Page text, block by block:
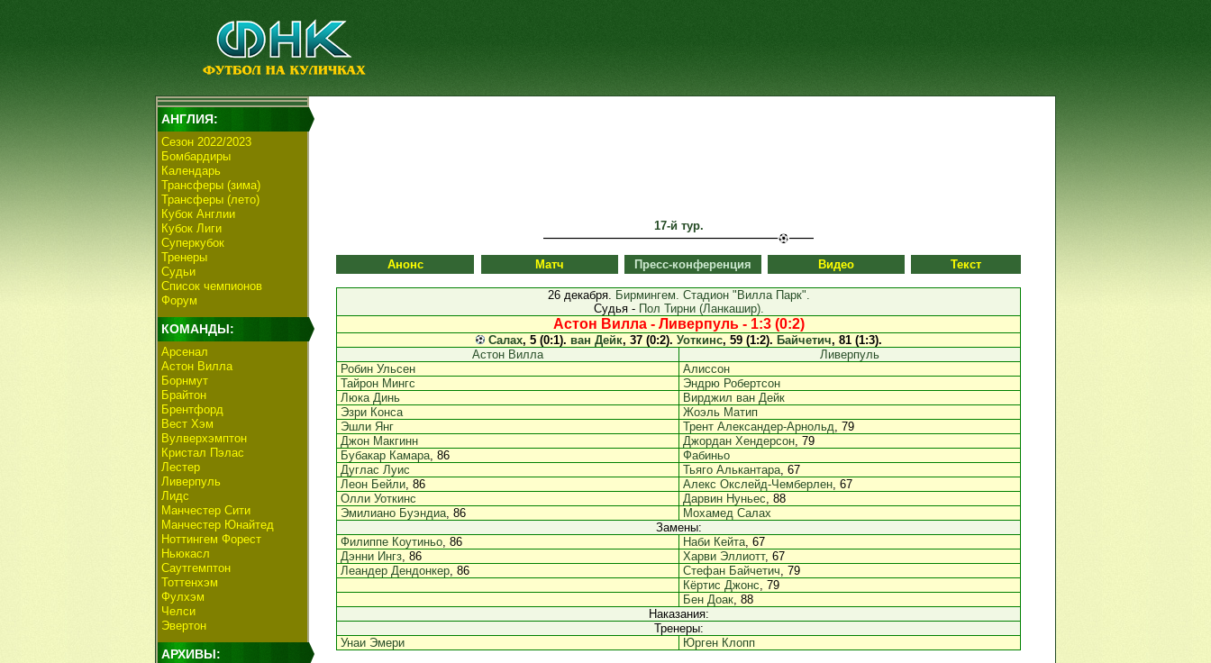
АНГЛИЯ:
Сезон 2022/2023
Бомбардиры
Календарь
Трансферы (зима)
Трансферы (лето)
Кубок Англии
Кубок Лиги
Суперкубок
Тренеры
Судьи
Список чемпионов
Форум
КОМАНДЫ:
Арсенал
Астон Вилла
Борнмут
Брайтон
Брентфорд
Вест Хэм
Вулверхэмптон
Кристал Пэлас
Лестер
Ливерпуль
Лидс
Манчестер Сити
Манчестер Юнайтед
Ноттингем Форест
Ньюкасл
Саутгемптон
Тоттенхэм
Фулхэм
Челси
Эвертон
АРХИВЫ:
17-й тур.
Анонс Матч Пресс-конференция Видео Текст
26 декабря. Бирмингем. Стадион "Вилла Парк".
Судья - Пол Тирни (Ланкашир).
Астон Вилла - Ливерпуль - 1:3 (0:2)
Салах, 5 (0:1). ван Дейк, 37 (0:2). Уоткинс, 59 (1:2). Байчетич, 81 (1:3).
Астон Вилла
Ливерпуль
Робин Ульсен
Алиссон
Тайрон Мингс
Эндрю Робертсон
Люка Динь
Вирджил ван Дейк
Эзри Конса
Жоэль Матип
Эшли Янг
Трент Александер-Арнольд, 79
Джон Макгинн
Джордан Хендерсон, 79
Бубакар Камара, 86
Фабиньо
Дуглас Луис
Тьяго Алькантара, 67
Леон Бейли, 86 Алекс Окслейд-Чемберлен, 67
Олли Уоткинс
Дарвин Нуньес, 88
Эмилиано Буэндиа, 86
Мохамед Салах
Замены:
Филиппе Коутиньо, 86 Наби Кейта, 67
Дэнни Ингз, 86 Харви Эллиотт, 67
Леандер Дендонкер, 86 Стефан Байчетич, 79
Кёртис Джонс, 79
Бен Доак, 88
Наказания:
Тренеры:
Унаи Эмери
Юрген Клопп